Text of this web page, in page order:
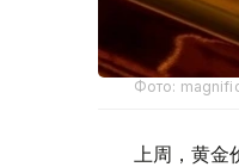
Фото:
上周，黄